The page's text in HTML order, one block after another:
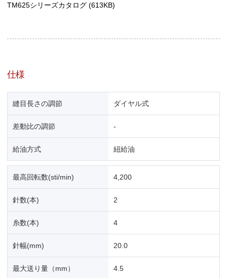
TM625シリーズカタログ (613KB)
仕様
縫目長さの調節 ダイヤル式
差動比の調節 -
給油方式 紐給油
最高回転数(sti/min) 4,200
針数(本) 2
糸数(本) 4
針幅(mm) 20.0
最大送り量（mm） 4.5